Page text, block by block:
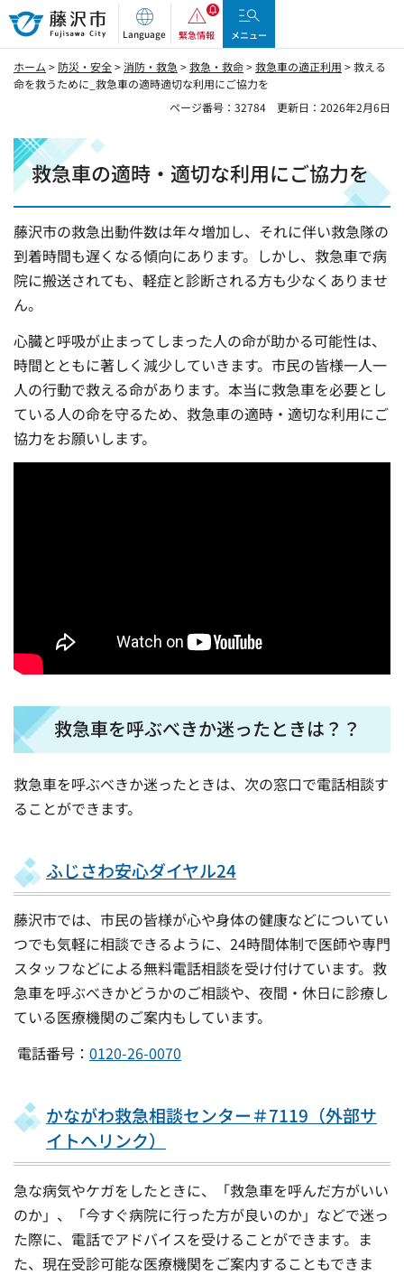
藤沢市
Language 緊急情報 メニュー
ホーム > 防災・安全>消防・救急 >救急・救命>救急車の適正利用 > 救える
命を救うために_救急車の適時適切な利用にご協力を
ページ番号：32784
更新日：2026年2月6日
救急車の適時・適切な利用にご協力を
藤沢市の救急出動件数は年々増加し、それに伴い救急隊の
到着時間も遅くなる傾向にあります。しかし、救急車で病
院に搬送されても、軽症と診断される方も少なくありませ
ん。
心臓と呼吸が止まってしまった人の命が助かる可能性は、
時間とともに著しく減少していきます。市民の皆様一人一
人の行動で救える命があります。本当に救急車を必要とし
ている人の命を守るため、救急車の適時・適切な利用にご
協力をお願いします。
救急車を呼ぶべきか迷ったときは？？
救急車を呼ぶべきか迷ったときは、次の窓口で電話相談す
ることができます。
ふじさわ安心ダイヤル24
藤沢市では、市民の皆様が心や身体の健康などについてい
つでも気軽に相談できるように、24時間体制で医師や専門
スタッフなどによる無料電話相談を受け付けています。救
急車を呼ぶべきかどうかのご相談や、夜間・休日に診療し
ている医療機関のご案内もしています。
電話番号： 0120-26-0070
かながわ救急相談センター＃7119（外部サ
イトへリンク）
急な病気やケガをしたときに、「救急車を呼んだ方がいい
のか」、「今すぐ病院に行った方が良いのか」などで迷っ
た際に、電話でアドバイスを受けることができます。ま
た、現在受診可能な医療機関をご案内することもできま